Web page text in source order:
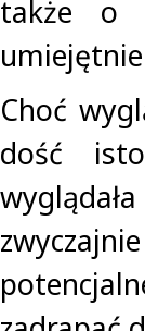
także o
Choć
dość